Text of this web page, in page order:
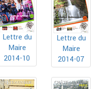
Lettre du
Maire
2014-10
Lettre du
Maire
2014-07